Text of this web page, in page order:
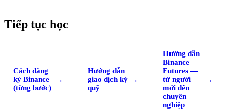
Tiếp tục học
Cách đăng
ký Binance
(từng bước)
→
Hướng dẫn
giao dịch ký
quỹ
→
Hướng dẫn
Binance
Futures —
từ người
mới đến
chuyên
nghiệp
→